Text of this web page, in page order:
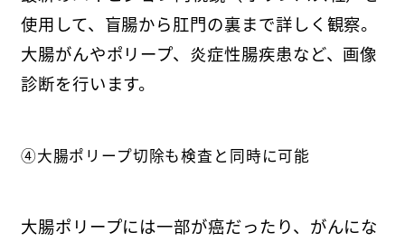
使用して、盲腸から肛門の裏まで詳しく観察。
大腸がんやポリープ、炎症性腸疾患など、画像
診断を行います。
④大腸ポリープ切除も検査と同時に可能
大腸ポリープには一部が癌だったり、がんにな